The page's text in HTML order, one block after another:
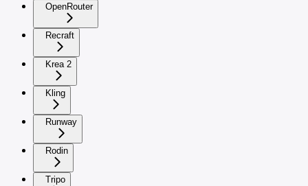
OpenRouter
Recraft
Krea 2
Kling
Runway
Rodin
Tripo